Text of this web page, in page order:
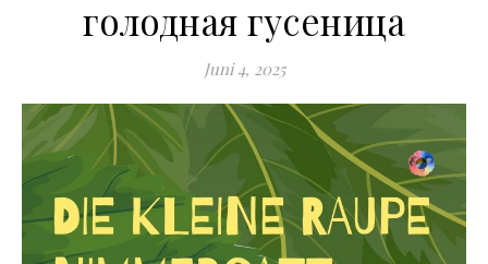
голодная гусеница
Juni 4, 2025